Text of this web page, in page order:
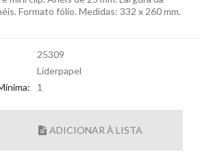
Formato fólio. Medidas: 332 x 260 mm.
25309
Liderpapel
1
ADICIONAR À LISTA